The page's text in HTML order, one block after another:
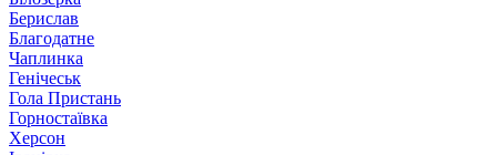
Берислав
Благодатне
Чаплинка
Генічеськ
Гола Пристань
Горностаївка
Херсон